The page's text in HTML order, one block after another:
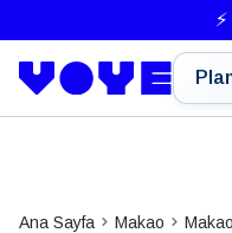
Ana Sayfa Makao